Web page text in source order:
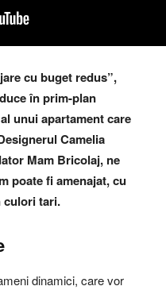
cu buget redus”,
în prim-plan
unui apartament care
Camelia
Mam Bricolaj, ne
poate fi amenajat, cu
culori tari.
dinamici, care vor